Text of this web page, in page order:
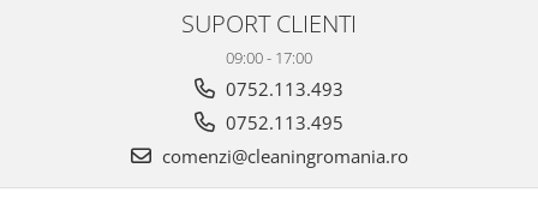
maini si consumabile
Dispensere role prosop hartie si
Dispensere hartie igienica si
SUPORT CLIENTI
09:00 - 17:00
0752.113.493
0752.113.495
comenzi@cleaningromania.ro